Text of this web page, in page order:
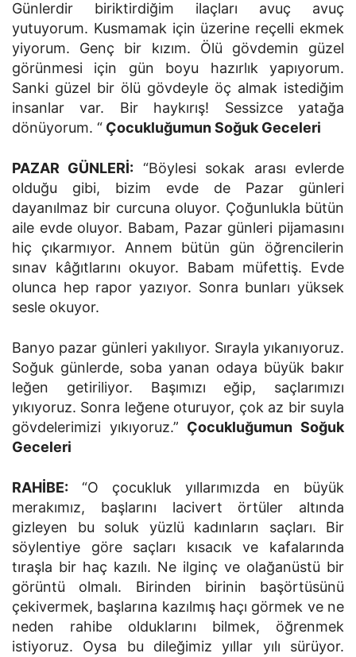
Günlerdir biriktirdiğim ilaçları avuç avuç
yutuyorum. Kusmamak için üzerine reçelli ekmek
yiyorum. Genç bir kızım. Ölü gövdemin güzel
görünmesi için gün boyu hazırlık yapıyorum.
Sanki güzel bir ölü gövdeyle öç almak istediğim
insanlar var. Bir haykırış! Sessizce yatağa
dönüyorum. “ Çocukluğumun Soğuk Geceleri
PAZAR GÜNLERİ: “Böylesi sokak arası evlerde
olduğu gibi, bizim evde de Pazar günleri
dayanılmaz bir curcuna oluyor. Çoğunlukla bütün
aile evde oluyor. Babam, Pazar günleri pijamasını
hiç çıkarmıyor. Annem bütün gün öğrencilerin
sınav kâğıtlarını okuyor. Babam müfettiş. Evde
olunca hep rapor yazıyor. Sonra bunları yüksek
sesle okuyor.
Banyo pazar günleri yakılıyor. Sırayla yıkanıyoruz.
Soğuk günlerde, soba yanan odaya büyük bakır
leğen getiriliyor. Başımızı eğip, saçlarımızı
yıkıyoruz. Sonra leğene oturuyor, çok az bir suyla
gövdelerimizi yıkıyoruz.” Çocukluğumun Soğuk
Geceleri
RAHİBE: “O çocukluk yıllarımızda en büyük
merakımız, başlarını lacivert örtüler altında
gizleyen bu soluk yüzlü kadınların saçları. Bir
söylentiye göre saçları kısacık ve kafalarında
tıraşla bir haç kazılı. Ne ilginç ve olağanüstü bir
görüntü olmalı. Birinden birinin başörtüsünü
çekivermek, başlarına kazılmış haçı görmek ve ne
neden rahibe olduklarını bilmek, öğrenmek
istiyoruz. Oysa bu dileğimiz yıllar yılı sürüyor.